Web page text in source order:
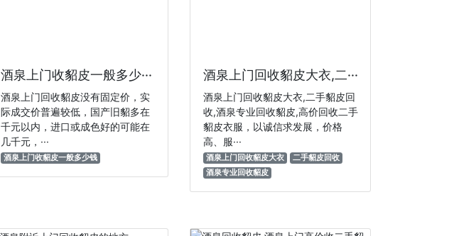
酒泉上门收貂皮一般多少···
酒泉上门回收貂皮没有固定价，实
际成交价普遍较低，国产旧貂多在
千元以内，进口或成色好的可能在
几千元，···
酒泉上门收貂皮一般多少钱
酒泉上门回收貂皮大衣,二···
酒泉上门回收貂皮大衣,二手貂皮回
收,酒泉专业回收貂皮,高价回收二手
貂皮衣服，以诚信求发展，价格
高、服···
酒泉上门回收貂皮大衣
二手貂皮回收
酒泉专业回收貂皮